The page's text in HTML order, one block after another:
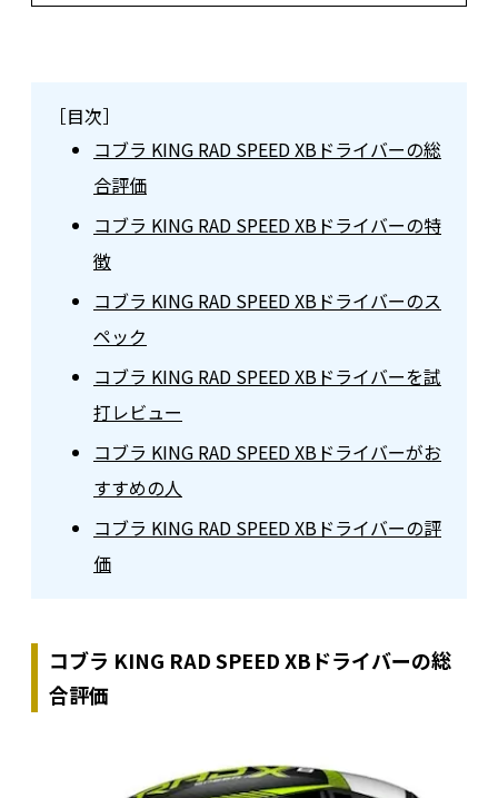
［目次］
コブラ KING RAD SPEED XBドライバーの総
合評価
コブラ KING RAD SPEED XBドライバーの特
徴
コブラ KING RAD SPEED XBドライバーのス
ペック
コブラ KING RAD SPEED XBドライバーを試
打レビュー
コブラ KING RAD SPEED XBドライバーがお
すすめの人
コブラ KING RAD SPEED XBドライバーの評
価
コブラ KING RAD SPEED XBドライバーの総
合評価